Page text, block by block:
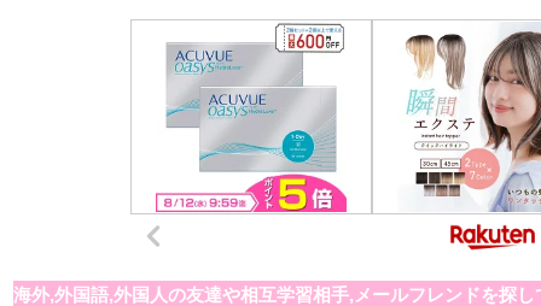
海外,外国語,外国人の友達や相互学習相手,メールフレンドを探し